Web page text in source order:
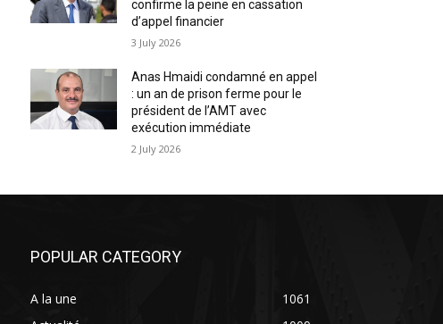
confirme la peine en cassation
d’appel financier
3 July 2026
Anas Hmaidi condamné en appel
: un an de prison ferme pour le
président de l’AMT avec
exécution immédiate
2 July 2026
POPULAR CATEGORY
A la une
1061